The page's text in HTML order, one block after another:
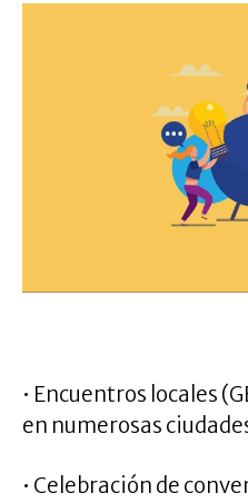
• Encuentros locales
en numerosas
• Celebración de